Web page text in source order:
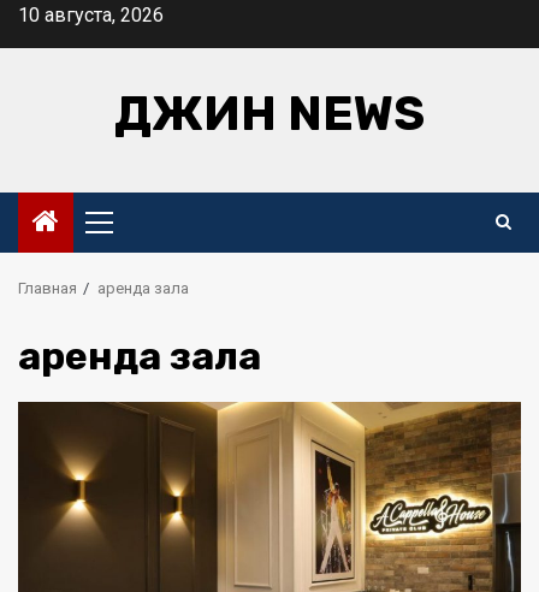
Перейти
10 августа, 2026
ДЖИН NEWS
Основное
меню
Главная аренда зала
аренда зала